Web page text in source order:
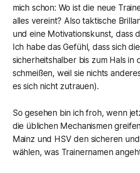
mich schon: Wo ist die neue
alles vereint? Also taktische
und eine Motivationskunst, dass
Ich habe das Gefühl, dass sich
sicherheitshalber bis zum Hals in
schmeißen, weil sie nichts
es sich nicht zutrauen).
So gesehen bin ich froh, wenn
die üblichen Mechanismen
Mainz und HSV den sicheren
wählen, was Trainernamen